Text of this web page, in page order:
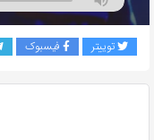
توییتر فیسبوک